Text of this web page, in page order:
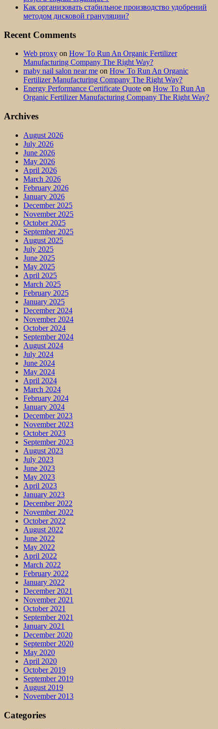
Как организовать стабильное производство удобрений
методом дисковой грануляции?
Recent Comments
Web proxy on How To Run An Organic Fertilizer
Manufacturing Company The Right Way?
maby nail salon near me on How To Run An Organic
Fertilizer Manufacturing Company The Right Way?
Energy Performance Certificate Quote on How To Run An
Organic Fertilizer Manufacturing Company The Right Way?
Archives
August 2026
July 2026
June 2026
May 2026
April 2026
March 2026
February 2026
January 2026
December 2025
November 2025
October 2025
September 2025
August 2025
July 2025
June 2025
May 2025
April 2025
March 2025
February 2025
January 2025
December 2024
November 2024
October 2024
September 2024
August 2024
July 2024
June 2024
May 2024
April 2024
March 2024
February 2024
January 2024
December 2023
November 2023
October 2023
September 2023
August 2023
July 2023
June 2023
May 2023
April 2023
January 2023
December 2022
November 2022
October 2022
August 2022
June 2022
May 2022
April 2022
March 2022
February 2022
January 2022
December 2021
November 2021
October 2021
September 2021
January 2021
December 2020
September 2020
May 2020
April 2020
October 2019
September 2019
August 2019
November 2013
Categories